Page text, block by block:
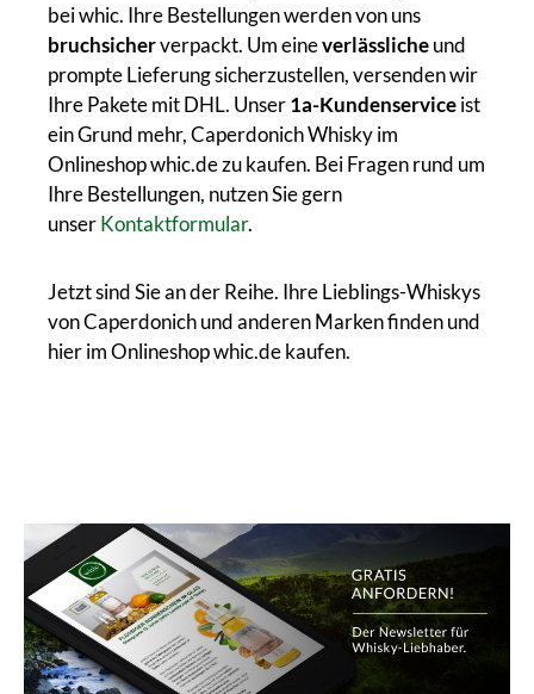
bei whic. Ihre Bestellungen werden von uns
bruchsicherverpackt. Um eineverlässlicheund
prompte Lieferung sicherzustellen, versenden wir
Ihre Pakete mit DHL. Unser1a-Kundenserviceist
ein Grund mehr, Caperdonich Whisky im
Onlineshop whic.de zu kaufen. Bei Fragen rund um
Ihre Bestellungen, nutzen Sie gern
unserKontaktformular.
Jetzt sind Sie an der Reihe. Ihre Lieblings-Whiskys
von Caperdonich und anderen Marken finden und
hier im Onlineshop whic.de kaufen.